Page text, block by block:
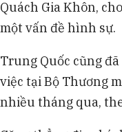
Quách Gia Khôn,
một vấn đề hình sự.
Trung Quốc cũng
việc tại Bộ Thương
nhiều tháng qua,